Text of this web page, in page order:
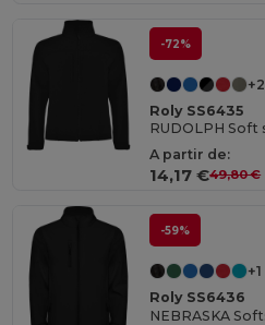
-72%
+2
Roly SS6435
A partir de:
14,17 €49,80 €
-59%
+1
Roly SS6436